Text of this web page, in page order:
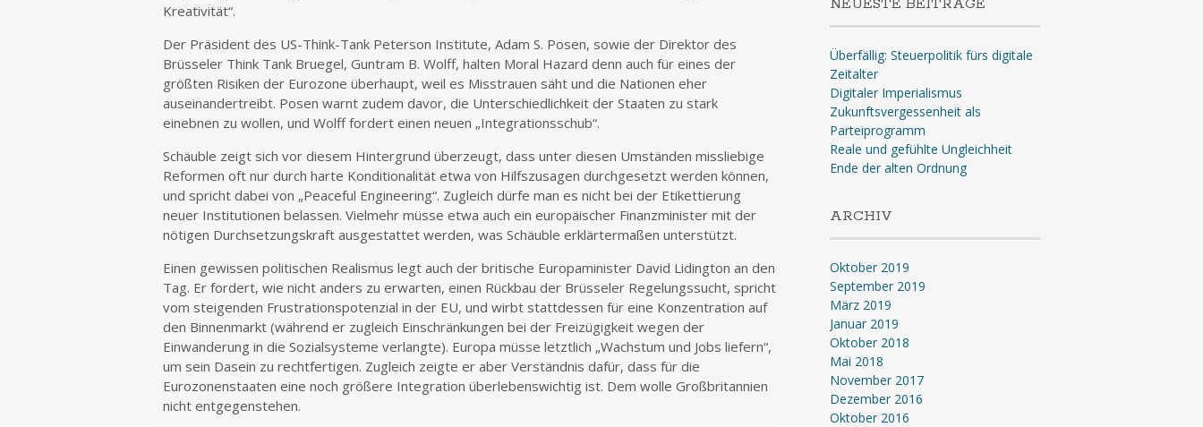
Kreativität“.
Der Präsident des US-Think-Tank Peterson Institute, Adam S. Posen, sowie der Direktor des
Brüsseler Think Tank Bruegel, Guntram B. Wolff, halten Moral Hazard denn auch für eines der
größten Risiken der Eurozone überhaupt, weil es Misstrauen säht und die Nationen eher
auseinandertreibt. Posen warnt zudem davor, die Unterschiedlichkeit der Staaten zu stark
einebnen zu wollen, und Wolff fordert einen neuen „Integrationsschub“.
Schäuble zeigt sich vor diesem Hintergrund überzeugt, dass unter diesen Umständen missliebige
Reformen oft nur durch harte Konditionalität etwa von Hilfszusagen durchgesetzt werden können,
und spricht dabei von „Peaceful Engineering“. Zugleich dürfe man es nicht bei der Etikettierung
neuer Institutionen belassen. Vielmehr müsse etwa auch ein europäischer Finanzminister mit der
nötigen Durchsetzungskraft ausgestattet werden, was Schäuble erklärtermaßen unterstützt.
Einen gewissen politischen Realismus legt auch der britische Europaminister David Lidington an den
Tag. Er fordert, wie nicht anders zu erwarten, einen Rückbau der Brüsseler Regelungssucht, spricht
vom steigenden Frustrationspotenzial in der EU, und wirbt stattdessen für eine Konzentration auf
den Binnenmarkt (während er zugleich Einschränkungen bei der Freizügigkeit wegen der
Einwanderung in die Sozialsysteme verlangte). Europa müsse letztlich „Wachstum und Jobs liefern“,
um sein Dasein zu rechtfertigen. Zugleich zeigte er aber Verständnis dafür, dass für die
Eurozonenstaaten eine noch größere Integration überlebenswichtig ist. Dem wolle Großbritannien
nicht entgegenstehen.
NEUESTE BEITRÄGE
Überfällig: Steuerpolitik fürs digitale
Zeitalter
Digitaler Imperialismus
Zukunftsvergessenheit als
Parteiprogramm
Reale und gefühlte Ungleichheit
Ende der alten Ordnung
ARCHIV
Oktober 2019
September 2019
März 2019
Januar 2019
Oktober 2018
Mai 2018
November 2017
Dezember 2016
Oktober 2016